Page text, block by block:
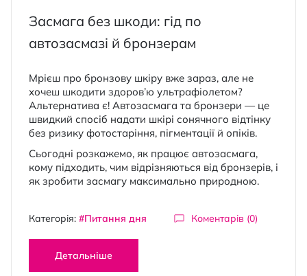
Засмага без шкоди: гід по
автозасмазі й бронзерам
Мрієш про бронзову шкіру вже зараз, але не
хочеш шкодити здоров’ю ультрафіолетом?
Альтернатива є! Автозасмага та бронзери — це
швидкий спосіб надати шкірі сонячного відтінку
без ризику фотостаріння, пігментації й опіків.
Сьогодні розкажемо, як працює автозасмага,
кому підходить, чим відрізняються від бронзерів, і
як зробити засмагу максимально природною.
Категорія: #Питання дня Коментарів (0)
Детальніше